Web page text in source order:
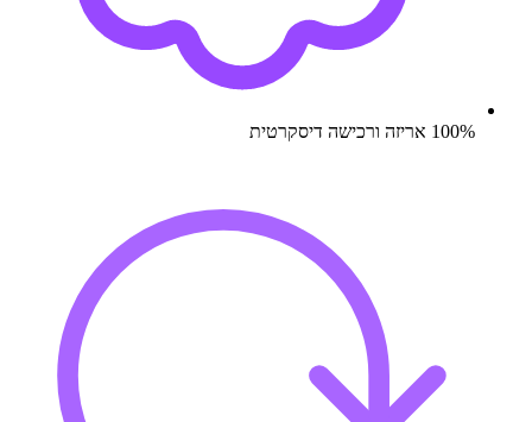
100% אריזה ורכישה דיסקרטית